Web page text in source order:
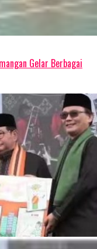
Gelar Berbagai